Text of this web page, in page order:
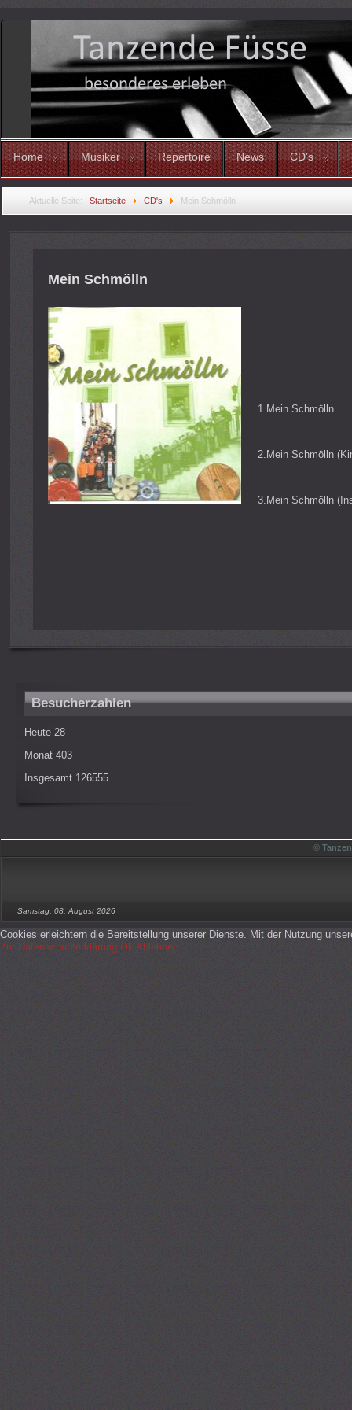
Home Musiker Repertoire News CD's
Aktuelle Seite: Startseite CD's Mein Schmölln
Mein Schmölln
1.Mein Schmölln
2.Mein Schmölln
3.Mein Schmölln
Besucherzahlen
Heute 28
Monat 403
Insgesamt 126555
©
Samstag, 08. August 2026
Cookies erleichtern die Bereitstellung unserer Dienste. Mit der Nutzung
Zur Datenschutzerklärung Ok Ablehnen